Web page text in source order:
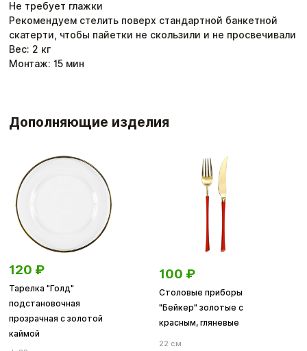
Не требует глажки
Рекомендуем стелить поверх стандартной банкетной
скатерти, чтобы пайетки не скользили и не просвечивали
Вес: 2 кг
Монтаж: 15 мин
Дополняющие изделия
120 ₽
Тарелка "Голд"
подстановочная
прозрачная с золотой
каймой
100 ₽
Столовые приборы
"Бейкер" золотые с
красным, гляневые
22 см